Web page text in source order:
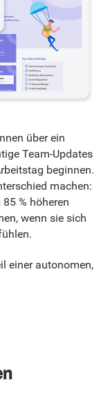
über ein
Team-Updates
beginnen.
machen:
% höheren
wenn sie sich
einer autonomen,